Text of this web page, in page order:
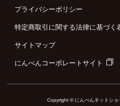
プライバシーポリシー
特定商取引に関する法律に基づく
サイトマップ
にんべんコーポレートサイト
Copyright © にんべんネットシ